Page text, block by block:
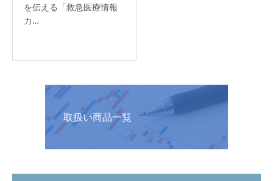
を伝える「救急医療情報
カ…
取扱い商品一覧